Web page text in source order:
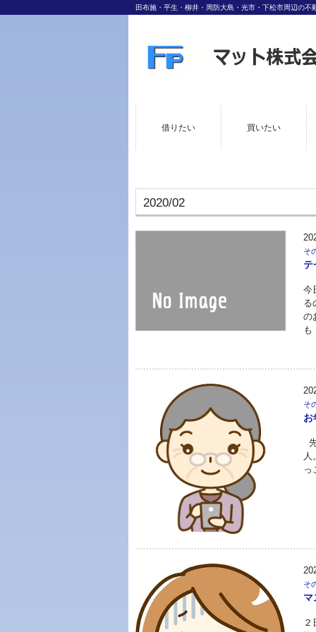
田布施・平生・柳井・周防大島・光市・下松市周辺の不
借りたい 買いたい
2020/02
そ
テ
今
る
の
そ
お
人
っ
そ
マ